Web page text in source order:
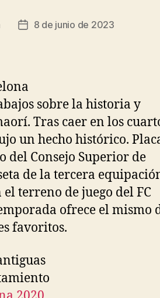
Fecha8 de junio de 2023
sobre la historia y
Tras caer en los
un hecho histórico.
del Consejo Superior de
de la tercera
terreno de juego del FC
ofrece el mismo
favoritos.